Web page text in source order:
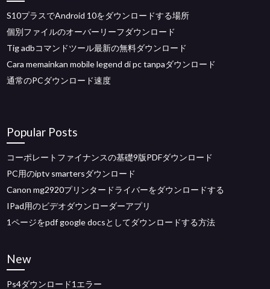
S10プラスでAndroid 10をダウンロードする場所
個別ファイルのオーバーリーフダウンロード
Tig adbコマンドツール最新の無料ダウンロード
Cara memainkan mobile legend di pc tanpaダウンロード
通常のPCダウンロード速度
Popular Posts
コーポレートファイナンスの基礎9版PDFダウンロード
PC用のiptv smartersダウンロード
Canon mg2920プリンタードライバーをダウンロードする
IPad用のビデオダウンローダーアプリ
1ページをpdf google docsとしてダウンロードする方法
New
Ps4ダウンロード1エラー